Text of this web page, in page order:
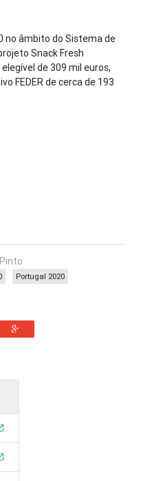
no âmbito do Sistema de
Snack Fresh
de 309 mil euros,
FEDER de cerca de 193
Portugal 2020